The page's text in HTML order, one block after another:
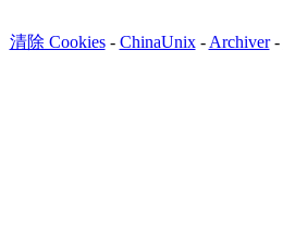
清除 Cookies- ChinaUnix- Archiver-